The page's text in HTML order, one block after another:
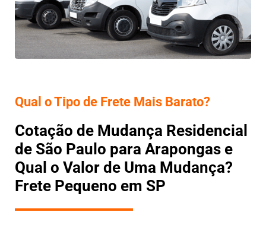
Qual o Tipo de Frete Mais Barato?
Cotação de Mudança Residencial
de São Paulo para Arapongas e
Qual o Valor de Uma Mudança?
Frete Pequeno em SP